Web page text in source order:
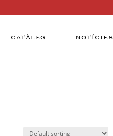
CATÀLEG NOTÍCIES